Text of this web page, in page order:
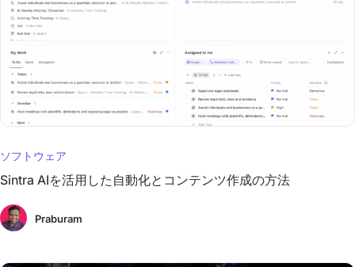
ソフトウェア
Sintra AIを活用した自動化とコンテンツ作成の方法
Praburam